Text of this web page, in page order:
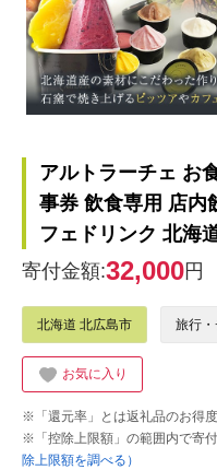
アルトラーチェ お
事券 飲食専用 店内
フェドリンク 北海
寄付金額:32,000円
北海道 北広島市 旅行
お気に入り
※「還元率」とは返礼品のお得
※「控除上限額」の範囲内で寄
除上限額を調べる）